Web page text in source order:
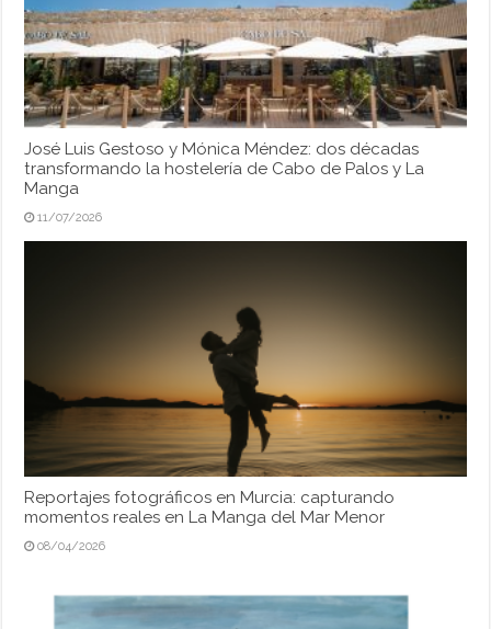
José Luis Gestoso y Mónica Méndez: dos décadas
transformando la hostelería de Cabo de Palos y La
Manga
11/07/2026
Reportajes fotográficos en Murcia: capturando
momentos reales en La Manga del Mar Menor
08/04/2026